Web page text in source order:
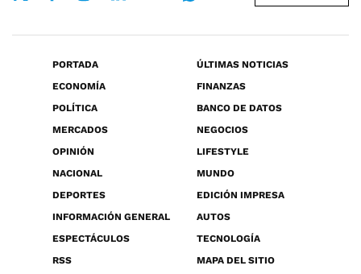
PORTADA
ÚLTIMAS NOTICIAS
ECONOMÍA
FINANZAS
POLÍTICA
BANCO DE DATOS
MERCADOS
NEGOCIOS
OPINIÓN
LIFESTYLE
NACIONAL
MUNDO
DEPORTES
EDICIÓN IMPRESA
INFORMACIÓN GENERAL
AUTOS
ESPECTÁCULOS
TECNOLOGÍA
RSS
MAPA DEL SITIO